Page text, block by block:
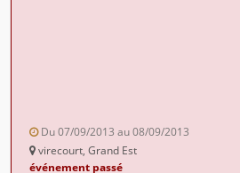
Du 07/09/2013 au 08/09/2013
virecourt, Grand Est
événement passé